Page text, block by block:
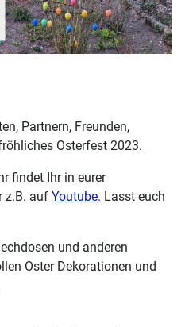
Partnern, Freunden,
Osterfest 2023.
findet Ihr in eurer
z.B. auf Youtube. Lasst euch
und anderen
Oster Dekorationen und